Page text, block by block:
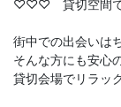
♡♡♡ 貸切空間で
街中での出会いは
そんな方にも安心
貸切会場でリラッ